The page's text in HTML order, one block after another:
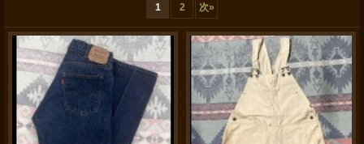
1 2 次»